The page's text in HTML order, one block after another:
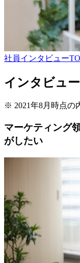
社員インタビュー
インタビュー
※ 2021年8月時点の
マーケティング
がしたい